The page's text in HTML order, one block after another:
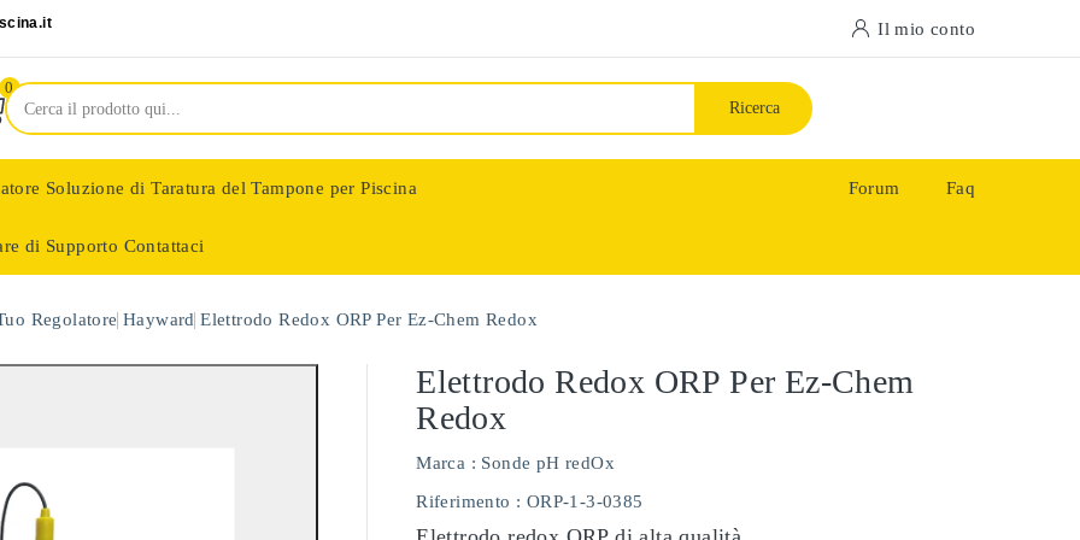
Il mio conto
0
Ricerca
Soluzione di Taratura del Tampone per Piscina
di Supporto Contattaci
Forum Faq
Regolatore Hayward Elettrodo Redox ORP Per Ez-Chem Redox
Elettrodo Redox ORP Per Ez-Chem
Redox
Marca : Sonde pH redOx
Riferimento : ORP-1-3-0385